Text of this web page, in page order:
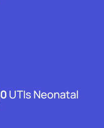
0 UTIs Neonatal